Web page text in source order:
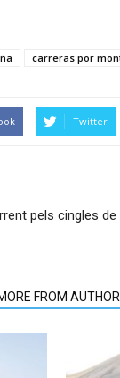
carreras por
Twitter
pels cingles de
FROM AUTHOR